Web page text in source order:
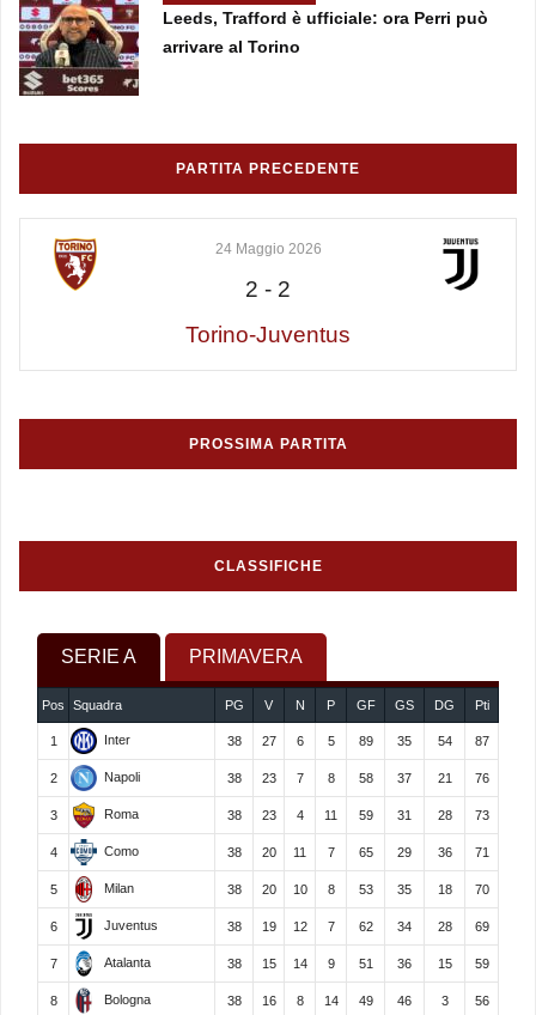
Leeds, Trafford è ufficiale: ora Perri può
arrivare al Torino
PARTITA PRECEDENTE
24 Maggio 2026
2 - 2
Torino-Juventus
PROSSIMA PARTITA
CLASSIFICHE
SERIE A PRIMAVERA
Pos Squadra PG V N P GF GS DG Pti
1 Inter 38 27 6 5 89 35 54 87
2 Napoli 38 23 7 8 58 37 21 76
3 Roma 38 23 4 11 59 31 28 73
4 Como 38 20 11 7 65 29 36 71
5 Milan 38 20 10 8 53 35 18 70
6 Juventus 38 19 12 7 62 34 28 69
7 Atalanta 38 15 14 9 51 36 15 59
8 Bologna 38 16 8 14 49 46 3 56